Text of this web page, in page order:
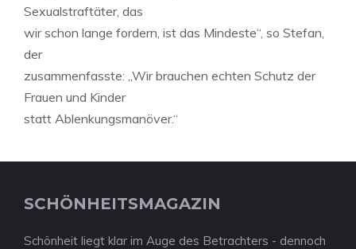
Sexualstraftäter, das
wir schon lange fordern, ist das Mindeste“, so Stefan,
der
zusammenfasste: „Wir brauchen echten Schutz der
Frauen und Kinder
statt Ablenkungsmanöver.“
SCHÖNHEITSMAGAZIN
Schönheit liegt klar im Auge des Betrachters - dennoch